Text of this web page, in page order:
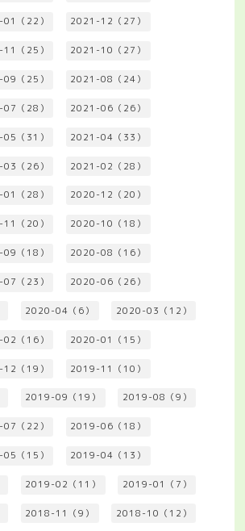
（22） 2021-12（27）
（25） 2021-10（27）
（25） 2021-08（24）
（28） 2021-06（26）
（31） 2021-04（33）
（26） 2021-02（28）
（28） 2020-12（20）
（20） 2020-10（18）
（18） 2020-08（16）
（23） 2020-06（26）
2020-04（6） 2020-03（12）
（16） 2020-01（15）
（19） 2019-11（10）
2019-09（19） 2019-08（9）
（22） 2019-06（18）
（15） 2019-04（13）
2019-02（11） 2019-01（7）
2018-11（9） 2018-10（12）